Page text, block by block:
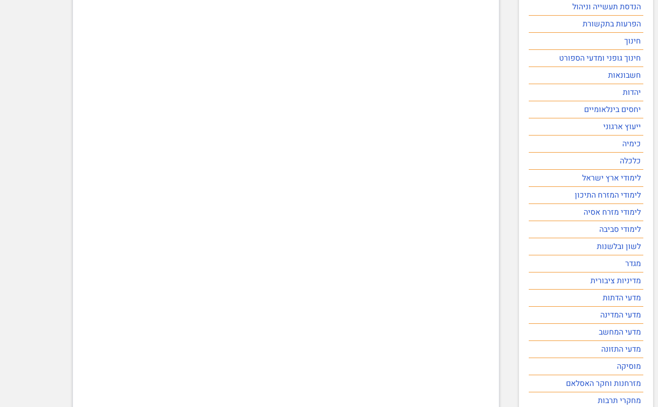
הנדסת תעשייה וניהול
הפרעות בתקשורת
חינוך
חינוך גופני ומדעי הספורט
חשבונאות
יהדות
יחסים בינלאומיים
ייעוץ ארגוני
כימיה
כלכלה
לימודי ארץ ישראל
לימודי המזרח התיכון
לימודי מזרח אסיה
לימודי סביבה
לשון ובלשנות
מגדר
מדיניות ציבורית
מדעי הדתות
מדעי המדינה
מדעי המחשב
מדעי התזונה
מוסיקה
מזרחנות וחקר האסלאם
מחקרי תרבות